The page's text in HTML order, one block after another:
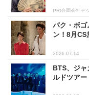
PR(合同会社デ
パク・ボゴ
ン！8月
2026.07.14
BTS、ジ
ルドツア